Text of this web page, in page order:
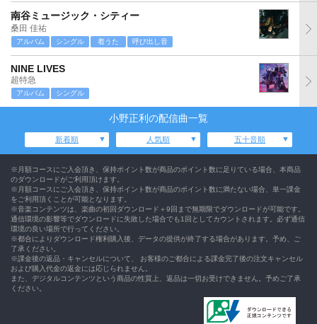
南谷ミュージック・シティー
桑田 佳祐
アルバム シングル 着うた 呼び出し音
NINE LIVES
超特急
アルバム シングル
小野正利の配信曲一覧
新着順 人気順 五十音順
※月額コースにご入会頂き、保持ポイント数が商品のポイント数に足りている場合、本商品
のダウンロードがご利用頂けます。
※月額コースにご入会頂き、保持ポイント数が商品のポイント数に満たない場合、単一課金
をご利用頂くことが可能となります。
※音楽コンテンツは、楽曲の初回ダウンロード＋9回まで無期限でダウンロードが可能です。
通信環境の影響等でダウンロードに失敗した場合でも1回としてカウントされます。必ず通信
環境の良い場所で行ってください。
※都合によりダウンロード権利購入後、データの提供が終了する場合があります。予め、ご
了承ください。
※課金後の返品・キャンセルについて、 お客様のご都合による課金完了後の注文キャンセル
および購入代金の返金には応じられません。
また、デジタルコンテンツという商品の性質上、返品は一切お受けできません。予めご了承
ください。